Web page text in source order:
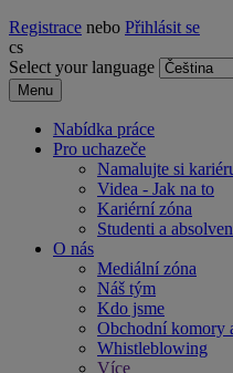
Registrace nebo Přihlásit se
cs
Select your language
Menu
Nabídka práce
Pro uchazeče
Namalujte si
Videa - Jak na to
Kariérní zóna
Studenti a
O nás
Mediální zóna
Náš tým
Kdo jsme
Obchodní komory
Whistleblowing
Více